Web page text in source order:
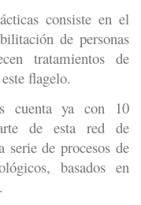
consiste en el
de personas
tratamientos de
flagelo.
cuenta ya con 10
de esta red de
serie de procesos de
basados en